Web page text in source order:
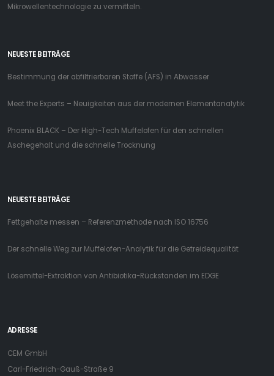
Mikrowellentechnologie zu vermitteln.
NEUESTE BEITRÄGE
Bestimmung der abfiltrierbaren Stoffe (AFS) in Abwasser
Meet the Experts – Neuigkeiten aus der modernen Elementanalytik
Phoenix BLACK – Der High-Tech Muffelofen für den schnellen
Aschegehalt und die schnelle Trocknung
NEUESTE BEITRÄGE
Fettgehalte messen – Referenzmethode nach ISO 16756
Der schnelle Weg zur Muffelofen-Analytik für die Getreidequalität
Lösemittel-Extraktion von Antibiotika-Rückstanden im EDGE
ADRESSE
CEM GmbH
Carl-Friedrich-Gauß-Straße 9